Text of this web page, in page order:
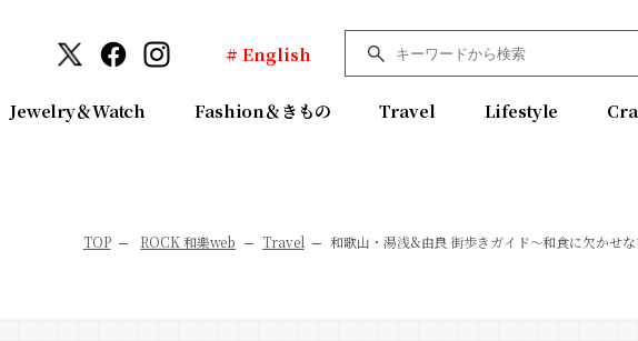
# English
Jewelry＆Watch Fashion＆きもの Travel Lifestyle
TOP ROCK 和樂web Travel 和歌山・湯浅&由良 街歩きガイド〜和食に欠かせ